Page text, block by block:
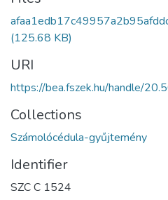
(125.68 KB)
URI
https://bea.fszek.hu/handle/
Collections
Számolócédula-gyűjtemény
Identifier
SZC C 1524